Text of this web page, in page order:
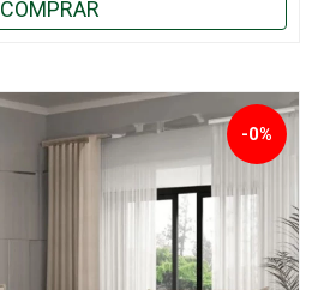
COMPRAR
-0%